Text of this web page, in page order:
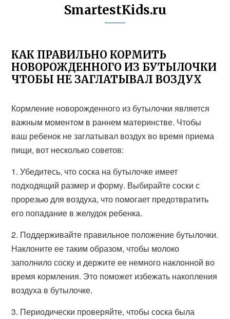
SmartestKids.ru
КАК ПРАВИЛЬНО КОРМИТЬ
НОВОРОЖДЕННОГО ИЗ БУТЫЛОЧКИ
ЧТОБЫ НЕ ЗАГЛАТЫВАЛ ВОЗДУХ
Кормление новорожденного из бутылочки является
важным моментом в раннем материнстве. Чтобы
ваш ребенок не заглатывал воздух во время приема
пищи, вот несколько советов:
1. Убедитесь, что соска на бутылочке имеет
подходящий размер и форму. Выбирайте соски с
прорезью для воздуха, что помогает предотвратить
его попадание в желудок ребенка.
2. Поддерживайте правильное положение бутылочки.
Наклоните ее таким образом, чтобы молоко
заполнило соску и держите ее немного наклонной во
время кормления. Это поможет избежать накопления
воздуха в бутылочке.
3. Периодически проверяйте, чтобы соска была